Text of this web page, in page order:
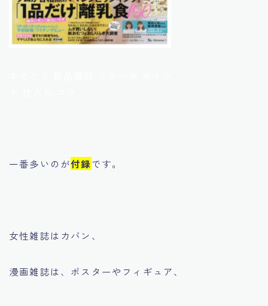
一番多いのが付録です。
女性雑誌はカバン、
漫画雑誌は、ポスターやフィギュア、